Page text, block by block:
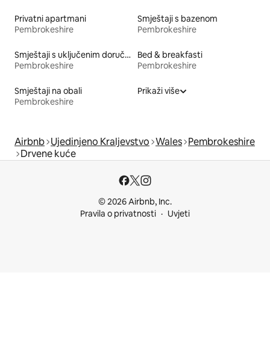
Privatni apartmani
Pembrokeshire
Smještaji s bazenom
Pembrokeshire
Smještaji s uključenim doručkom
Pembrokeshire
Bed & breakfasti
Pembrokeshire
Smještaji na obali
Pembrokeshire
Prikaži više
Airbnb Ujedinjeno Kraljevstvo Wales Pembrokeshire
Drvene kuće
© 2026 Airbnb, Inc.
Pravila o privatnosti
Uvjeti